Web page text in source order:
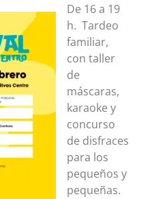
De 16 a 19
h. Tardeo
familiar,
con taller
de
máscaras,
karaoke y
concurso
de disfraces
para los
pequeños y
pequeñas.